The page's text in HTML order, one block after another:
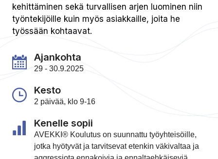
kehittäminen sekä turvallisen arjen luominen niin
työntekijöille kuin myös asiakkaille, joita he
työssään kohtaavat.
Ajankohta
29 - 30.9.2025
Kesto
2 päivää, klo 9-16
Kenelle sopii
AVEKKI® Koulutus on suunnattu työyhteisöille,
jotka hyötyvät ja tarvitsevat etenkin väkivaltaa ja